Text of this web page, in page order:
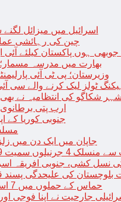
اسرائیل میں میزائل لگنے
چین کی رہائشی عمارت میں
جوبھی ہوں پاکستان کیلئے
بھارت میں مدرسہ مسمار؛ 4 مسلمان جاں بحق اور 250 زخمی
وزیرستان؛ پی ٹی آئی
ٹولز لیک کرنے والے سی آئی اے کے
شکاگو کی انتظامیہ نے
ارب پتی برطانوی
جنوبی کوریا کے
مسلسل 126 گھنٹوں
جاپان میں ایک دن میں زلزلے کے 155 جھٹکے،
اہلکارپارلیمنٹ سے برطرف
نسل کشی، جنوبی افریقہ
بلوچستان کی علیحدگی
حماس کے حملوں میں 7 اسرائیلی گاڑیاں تباہ، 3 صہیونی ہلاک
جارحیت نے اپنا فوجی